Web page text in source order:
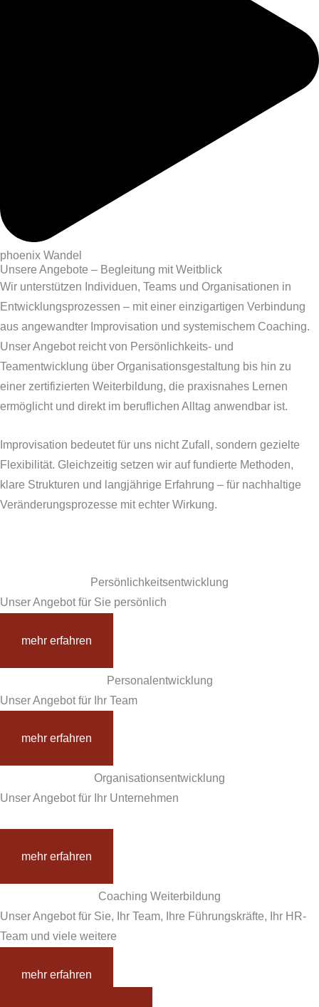
phoenix Wandel
Unsere Angebote – Begleitung mit Weitblick
Wir unterstützen Individuen, Teams und Organisationen in
Entwicklungsprozessen – mit einer einzigartigen Verbindung
aus angewandter Improvisation und systemischem Coaching.
Unser Angebot reicht von Persönlichkeits- und
Teamentwicklung über Organisationsgestaltung bis hin zu
einer zertifizierten Weiterbildung, die praxisnahes Lernen
ermöglicht und direkt im beruflichen Alltag anwendbar ist.
Improvisation bedeutet für uns nicht Zufall, sondern gezielte
Flexibilität. Gleichzeitig setzen wir auf fundierte Methoden,
klare Strukturen und langjährige Erfahrung – für nachhaltige
Veränderungsprozesse mit echter Wirkung.
Persönlichkeitsentwicklung
Unser Angebot für Sie persönlich
mehr erfahren
Personalentwicklung
Unser Angebot für Ihr Team
mehr erfahren
Organisationsentwicklung
Unser Angebot für Ihr Unternehmen
mehr erfahren
Coaching Weiterbildung
Unser Angebot für Sie, Ihr Team, Ihre Führungskräfte, Ihr HR-
Team und viele weitere
mehr erfahren